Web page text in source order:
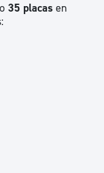
35 placas en